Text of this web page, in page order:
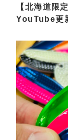
【北海道限
YouTube更